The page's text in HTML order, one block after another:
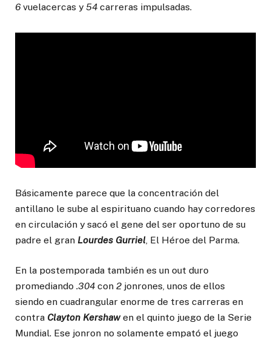
6vuelacercas y 54 carreras impulsadas.
Básicamente parece que la concentración del
antillano le sube al espirituano cuando hay corredores
en circulación y sacó el gene del ser oportuno de su
padre el gran Lourdes Gurriel, El Héroe del Parma.
En la postemporada también es un out duro
promediando .304 con 2 jonrones, unos de ellos
siendo en cuadrangular enorme de tres carreras en
contra Clayton Kershawen el quinto juego de la Serie
Mundial. Ese jonron no solamente empató el juego